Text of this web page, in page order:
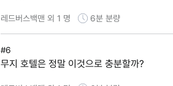
레드버스백맨 외 1 명 6분 분량
#6
무지 호텔은 정말 이것으로 충분할까?